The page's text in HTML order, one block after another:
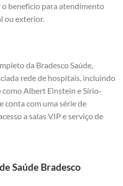
benefício para atendimento
ou exterior.
da Bradesco Saúde,
rede de hospitais, incluindo
como Albert Einstein e Sírio-
conta com uma série de
a salas VIP e serviço de
Saúde Bradesco